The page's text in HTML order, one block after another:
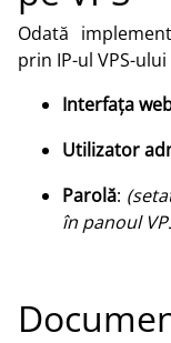
Odată
prin IP-ul VPS-
Interfața
Utilizator
Parolă:
în panoul